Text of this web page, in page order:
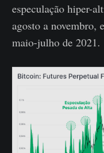
especulação hiper-
agosto a novembro,
maio-julho de 2021.